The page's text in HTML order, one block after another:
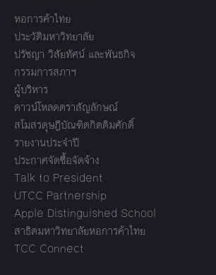
หอการค้าไทย
ประวัติมหาวิทยาลัย
ปรัชญา วิสัยทัศน์ และพันธกิจ
กรรมการสภาฯ
ผู้บริหาร
ดาวน์โหลดตราสัญลักษณ์
สโมสรดุษฎีบัณฑิตกิตติมศักดิ์
รายงานประจำปี
ประกาศจัดซื้อจัดจ้าง
Talk to President
UTCC Partnership
Apple Distinguished School
สาธิตมหาวิทยาลัยหอการค้าไทย
TCC Connect